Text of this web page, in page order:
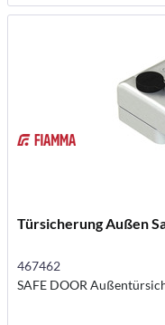
Türsicherung Außen
467462
SAFE DOOR